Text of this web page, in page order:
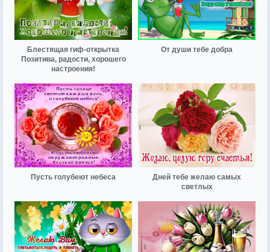
Блестящая гиф-открытка
Позитива, радости, хорошего
настроения!
От души тебе добра
Пусть голубеют небеса
Дней тебе желаю самых
светлых